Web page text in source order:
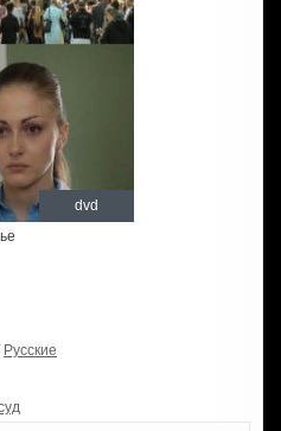
dvd
Русские